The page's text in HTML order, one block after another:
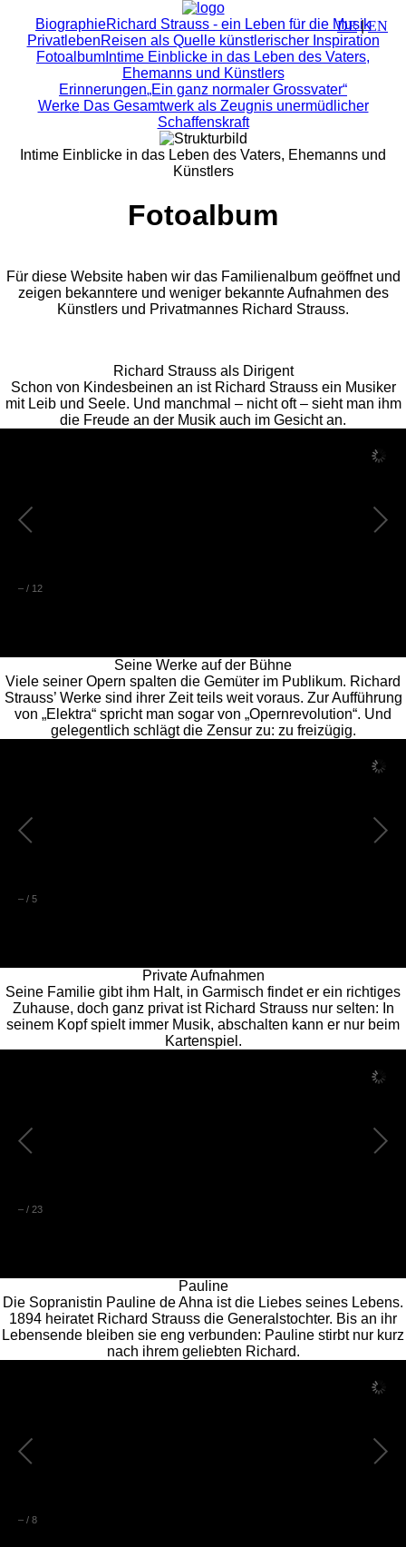
DE|EN
BiographieRichard Strauss - ein Leben für die Musik
PrivatlebenReisen als Quelle künstlerischer Inspiration
Fotoalbum Intime Einblicke in das Leben des Vaters,
Ehemanns und Künstlers
Erinnerungen„Ein ganz normaler Grossvater“
WerkeDas Gesamtwerk als Zeugnis unermüdlicher
Schaffenskraft
Intime Einblicke in das Leben des Vaters, Ehemanns und
Künstlers
Fotoalbum
Für diese Website haben wir das Familienalbum geöffnet und
zeigen bekanntere und weniger bekannte Aufnahmen des
Künstlers und Privatmannes Richard Strauss.
Richard Strauss als Dirigent
Schon von Kindesbeinen an ist Richard Strauss ein Musiker
mit Leib und Seele. Und manchmal – nicht oft – sieht man ihm
die Freude an der Musik auch im Gesicht an.
– / 12
Seine Werke auf der Bühne
Viele seiner Opern spalten die Gemüter im Publikum. Richard
Strauss’ Werke sind ihrer Zeit teils weit voraus. Zur Aufführung
von „Elektra“ spricht man sogar von „Opernrevolution“. Und
gelegentlich schlägt die Zensur zu: zu freizügig.
– / 5
Private Aufnahmen
Seine Familie gibt ihm Halt, in Garmisch findet er ein richtiges
Zuhause, doch ganz privat ist Richard Strauss nur selten: In
seinem Kopf spielt immer Musik, abschalten kann er nur beim
Kartenspiel.
– / 23
Pauline
Die Sopranistin Pauline de Ahna ist die Liebes seines Lebens.
1894 heiratet Richard Strauss die Generalstochter. Bis an ihr
Lebensende bleiben sie eng verbunden: Pauline stirbt nur kurz
nach ihrem geliebten Richard.
– / 8